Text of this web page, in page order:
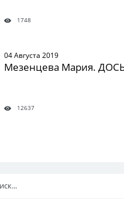
1748
04 Августа 2019
Мезенцева Мария.
12637